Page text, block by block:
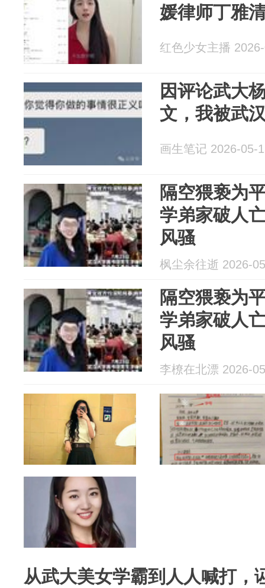
媛律师丁雅
红色少女主播
因评论武大
文，我被武
画生笔记 2026-05-
隔空猥亵为
学弟家破人
风骚
枫尘余往逝 2026-
隔空猥亵为
学弟家破人
风骚
李橑在北漂 2026-
从武大美女学霸到人人喊打，